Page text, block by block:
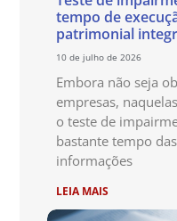
tempo de
patrimonial
10 de julho de 2026
Embora não seja
empresas,
o teste de
bastante tempo
informações
LEIA MAIS